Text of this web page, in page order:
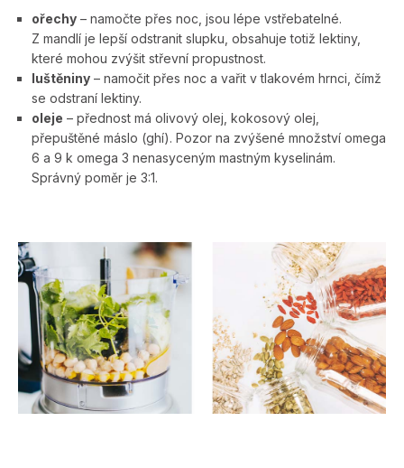
ořechy – namočte přes noc, jsou lépe vstřebatelné.
Z mandlí je lepší odstranit slupku, obsahuje totiž lektiny,
které mohou zvýšit střevní propustnost.
luštěniny – namočit přes noc a vařit v tlakovém hrnci, čímž
se odstraní lektiny.
oleje – přednost má olivový olej, kokosový olej,
přepuštěné máslo (ghí). Pozor na zvýšené množství omega
6 a 9 k omega 3 nenasyceným mastným kyselinám.
Správný poměr je 3:1.